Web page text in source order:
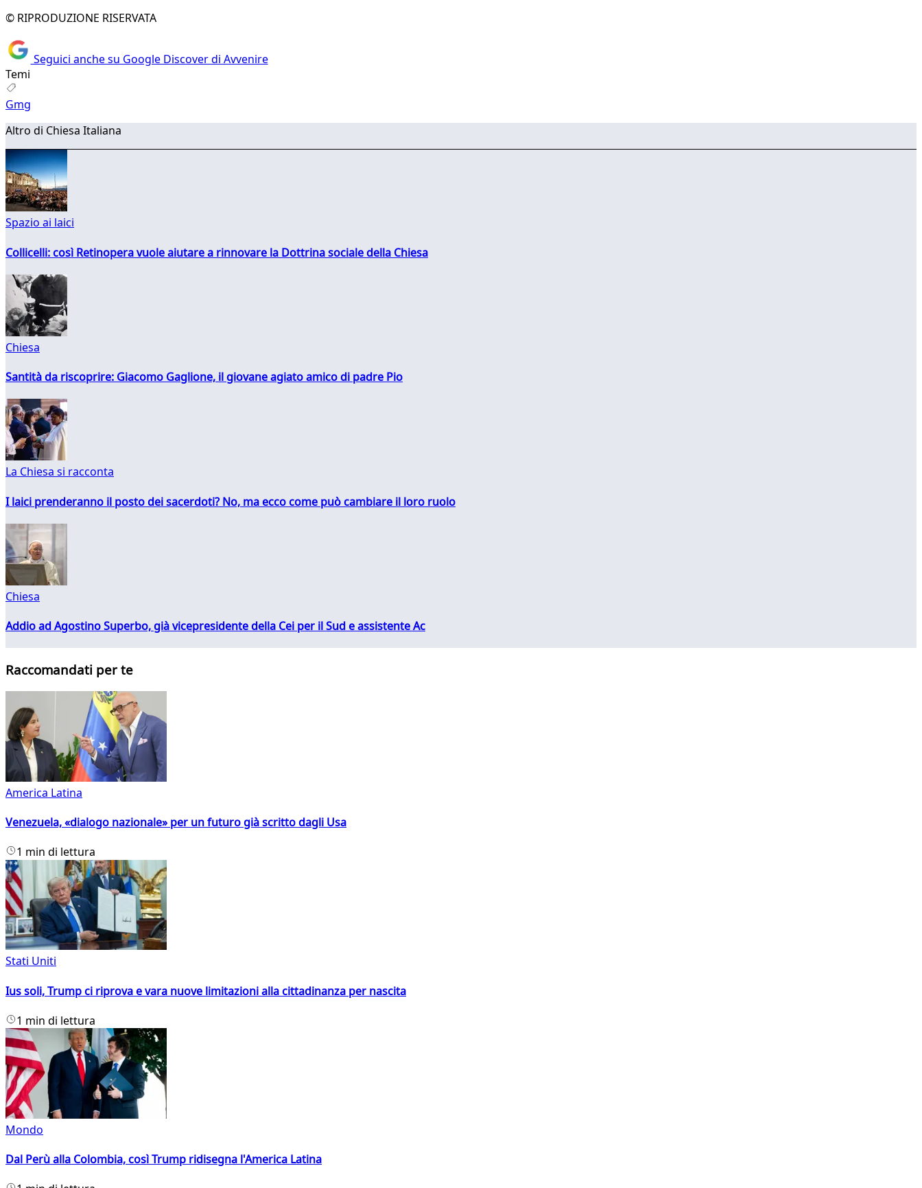
© RIPRODUZIONE RISERVATA
Seguici anche su Google Discover di Avvenire
Temi
Gmg
Altro di Chiesa Italiana
Spazio ai laici
Collicelli: così Retinopera vuole aiutare a rinnovare la Dottrina sociale della Chiesa
Chiesa
Santità da riscoprire: Giacomo Gaglione, il giovane agiato amico di padre Pio
La Chiesa si racconta
I laici prenderanno il posto dei sacerdoti? No, ma ecco come può cambiare il loro ruolo
Chiesa
Addio ad Agostino Superbo, già vicepresidente della Cei per il Sud e assistente Ac
Raccomandati per te
America Latina
Venezuela, «dialogo nazionale» per un futuro già scritto dagli Usa
1 min di lettura
Stati Uniti
Ius soli, Trump ci riprova e vara nuove limitazioni alla cittadinanza per nascita
1 min di lettura
Mondo
Dal Perù alla Colombia, così Trump ridisegna l'America Latina